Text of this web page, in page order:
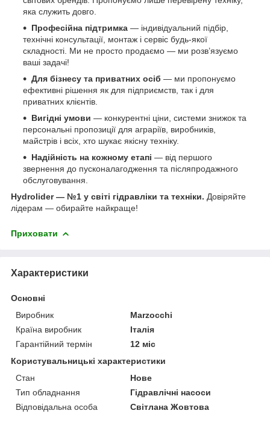
яка служить довго.
Професійна підтримка — індивідуальний підбір,
технічні консультації, монтаж і сервіс будь-якої
складності. Ми не просто продаємо — ми розв’язуємо
ваші задачі!
Для бізнесу та приватних осіб — ми пропонуємо
ефективні рішення як для підприємств, так і для
приватних клієнтів.
Вигідні умови — конкурентні ціни, системи знижок та
персональні пропозиції для аграріїв, виробників,
майстрів і всіх, хто шукає якісну техніку.
Надійність на кожному етапі — від першого
звернення до пусконалагодження та післяпродажного
обслуговування.
Hydrolider — №1 у світі гідравліки та техніки. Довіряйте
лідерам — обирайте найкраще!
Приховати
Характеристики
Основні
Виробник
Marzocchi
Країна виробник
Італія
Гарантійний термін
12 міс
Користувальницькі характеристики
Стан
Нове
Тип обладнання
Гідравлічні насоси
Відповідальна особа
Світлана Жовтова